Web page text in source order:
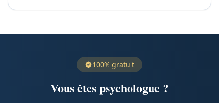
100% gratuit
Vous êtes psychologue ?